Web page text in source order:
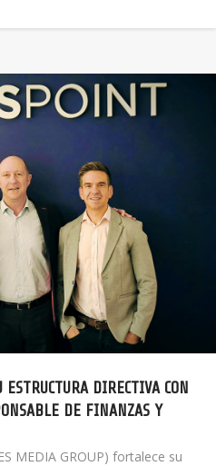
DIRECTIVA CON
DE FINANZAS Y
MEDIA GROUP) fortalece su